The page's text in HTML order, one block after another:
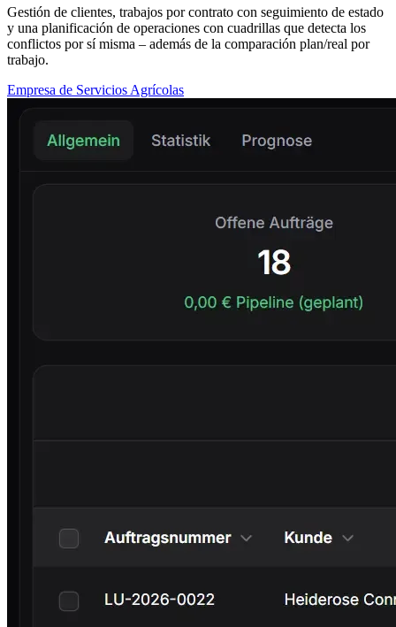
Gestión de clientes, trabajos por contrato con seguimiento de estado
y una planificación de operaciones con cuadrillas que detecta los
conflictos por sí misma – además de la comparación plan/real por
trabajo.
Empresa de Servicios Agrícolas